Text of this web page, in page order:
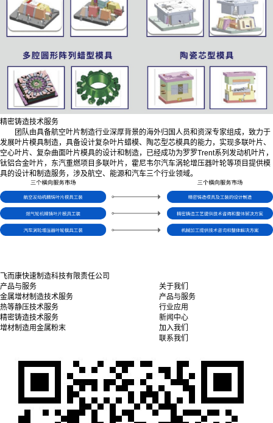
精密铸造技术服务
团队由具备航空叶片制造行业深厚背景的海外归国人员和资深专家组成，致力于
发展叶片模具制造，具备设计复杂叶片蜡模、陶芯型芯模具的能力，实现多联叶片、
空心叶片、复杂曲面叶片模具的设计和制造，已经成功为罗罗Trent系列发动机叶片，
钛铝合金叶片，东汽重燃项目多联叶片，霍尼韦尔汽车涡轮增压器叶轮等项目提供模
具的设计和制造服务，涉及航空、能源和汽车三个行业领域。
飞而康快速制造科技有限责任公司
产品与服务
金属增材制造技术服务
热等静压技术服务
精密铸造技术服务
增材制造用金属粉末
关于我们
产品与服务
行业应用
新闻中心
加入我们
联系我们